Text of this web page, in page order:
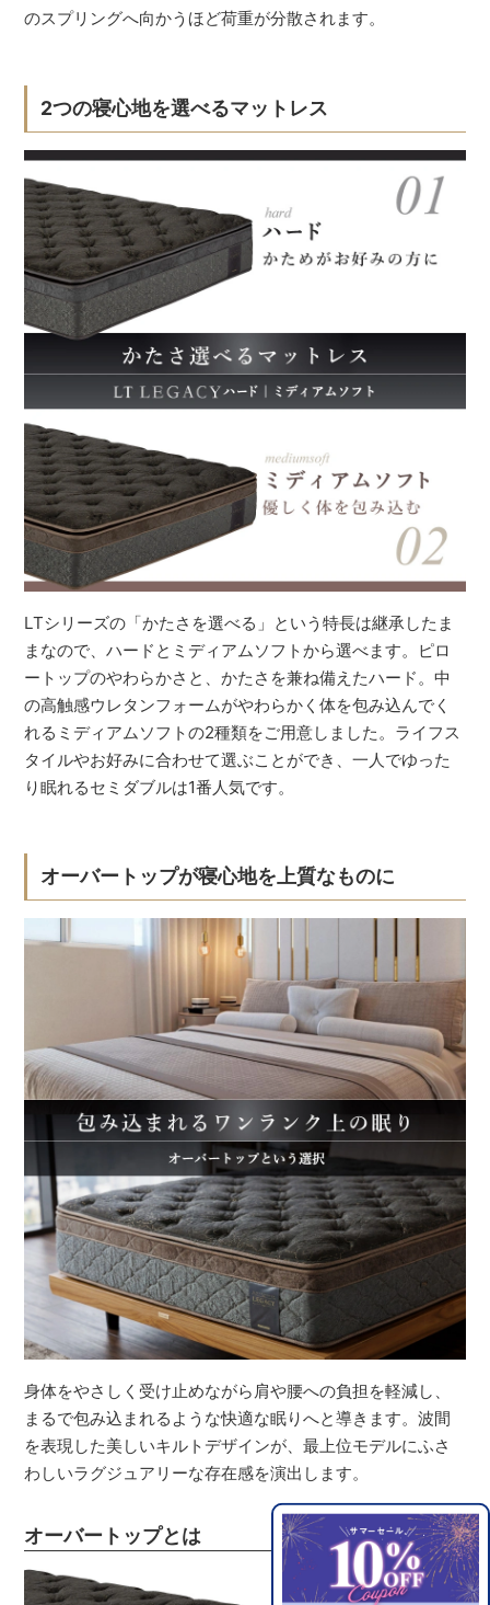
のスプリングへ向かうほど荷重が分散されます。
2つの寝心地を選べるマットレス
LTシリーズの「かたさを選べる」という特長は継承したま
まなので、ハードとミディアムソフトから選べます。ピロ
ートップのやわらかさと、かたさを兼ね備えたハード。中
の高触感ウレタンフォームがやわらかく体を包み込んでく
れるミディアムソフトの2種類をご用意しました。ライフス
タイルやお好みに合わせて選ぶことができ、一人でゆった
り眠れるセミダブルは1番人気です。
オーバートップが寝心地を上質なものに
身体をやさしく受け止めながら肩や腰への負担を軽減し、
まるで包み込まれるような快適な眠りへと導きます。波間
を表現した美しいキルトデザインが、最上位モデルにふさ
わしいラグジュアリーな存在感を演出します。
オーバートップとは